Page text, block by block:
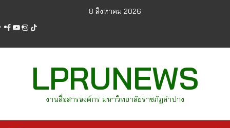
content
8 สิงหาคม 2026
facebook
youtube
instagram
tiktok
LPRUNEWS
งานสื่อสารองค์กร มหาวิทยาลัยราชภัฏลำปาง